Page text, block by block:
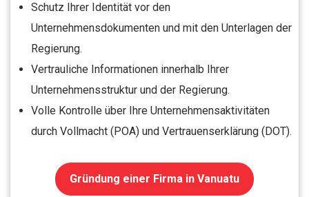
Schutz Ihrer Identität vor den
Unternehmensdokumenten und mit den Unterlagen der
Regierung.
Vertrauliche Informationen innerhalb Ihrer
Unternehmensstruktur und der Regierung.
Volle Kontrolle über Ihre Unternehmensaktivitäten
durch Vollmacht (POA) und Vertrauenserklärung (DOT).
Gründung einer Firma in Vanuatu